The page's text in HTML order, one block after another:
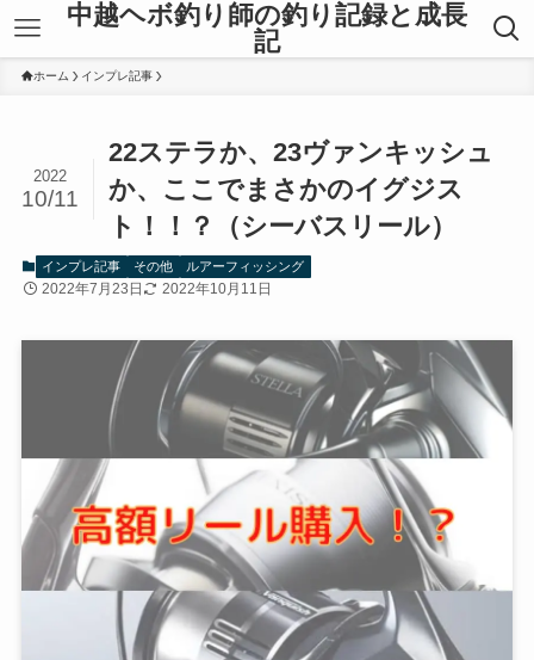
中越ヘボ釣り師の釣り記録と成長
記
ホーム インプレ記事
22ステラか、23ヴァンキッシュ
か、ここでまさかのイグジス
ト！！？（シーバスリール）
2022
10/11
インプレ記事 その他 ルアーフィッシング
2022年7月23日 2022年10月11日